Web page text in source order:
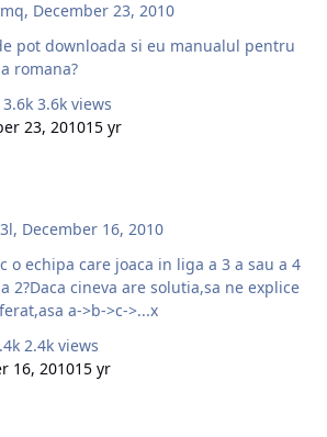
, December 23, 2010
pot downloada si eu manualul pentru
romana?
3.6k views
23, 201015 yr
, December 16, 2010
o echipa care joaca in liga a 3 a sau a 4
2?Daca cineva are solutia,sa ne explice
a->b->c->...x
2.4k views
16, 201015 yr